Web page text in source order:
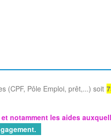
(CPF, Pôle Emploi, prêt,...) soit
et notamment les aides